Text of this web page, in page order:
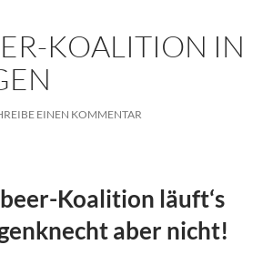
KOALITION IN
EINEN KOMMENTAR
Koalition läuft‘s
aber nicht!